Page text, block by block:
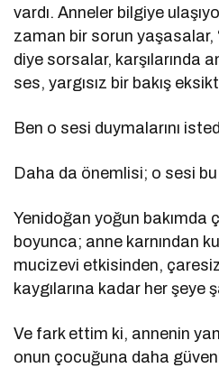
vardı. Anneler bilgiye
zaman bir sorun yaşasalar,
diye sorsalar, karşılarında
ses, yargısız bir bakış
Ben o sesi duymalarını
Daha da önemlisi; o sesi
Yenidoğan yoğun bakımda
boyunca; anne karnından
mucizevi etkisinden,
kaygılarına kadar her şeye
Ve fark ettim ki, annenin
onun çocuğuna daha